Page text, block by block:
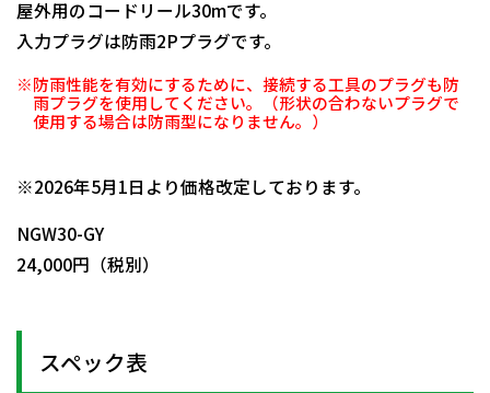
屋外用のコードリール30mです。
入力プラグは防雨2Pプラグです。
※防雨性能を有効にするために、接続する工具のプラグも防
雨プラグを使用してください。（形状の合わないプラグで
使用する場合は防雨型になりません。）
※2026年5月1日より価格改定しております。
NGW30-GY
24,000円（税別）
スペック表